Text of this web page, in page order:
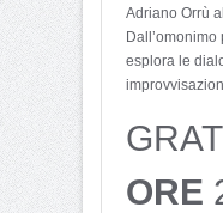
Adriano Orrù
esplora le
ORE